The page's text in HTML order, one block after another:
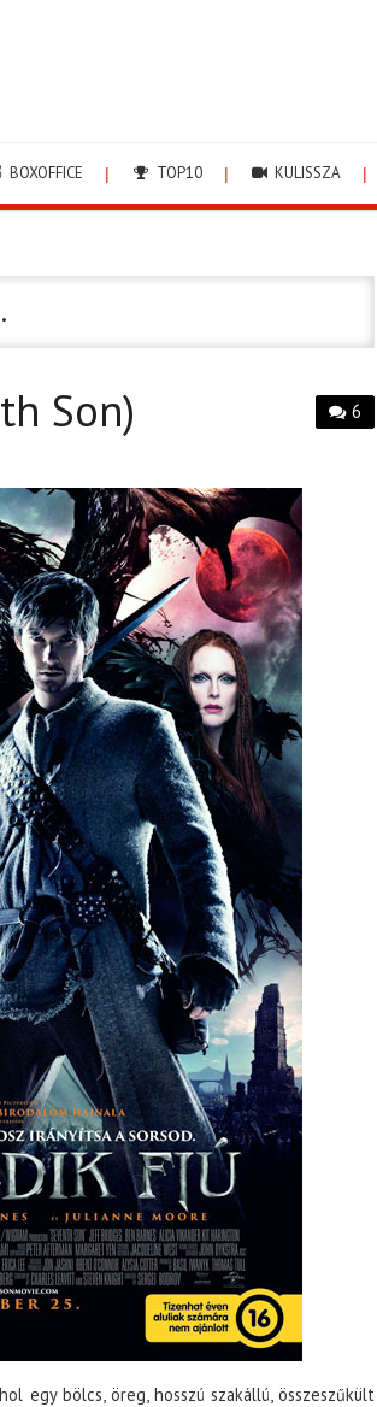
BOXOFFICE TOP10 KULISSZA
6
Son)
egy bölcs, öreg, hosszú szakállú, összeszűkült